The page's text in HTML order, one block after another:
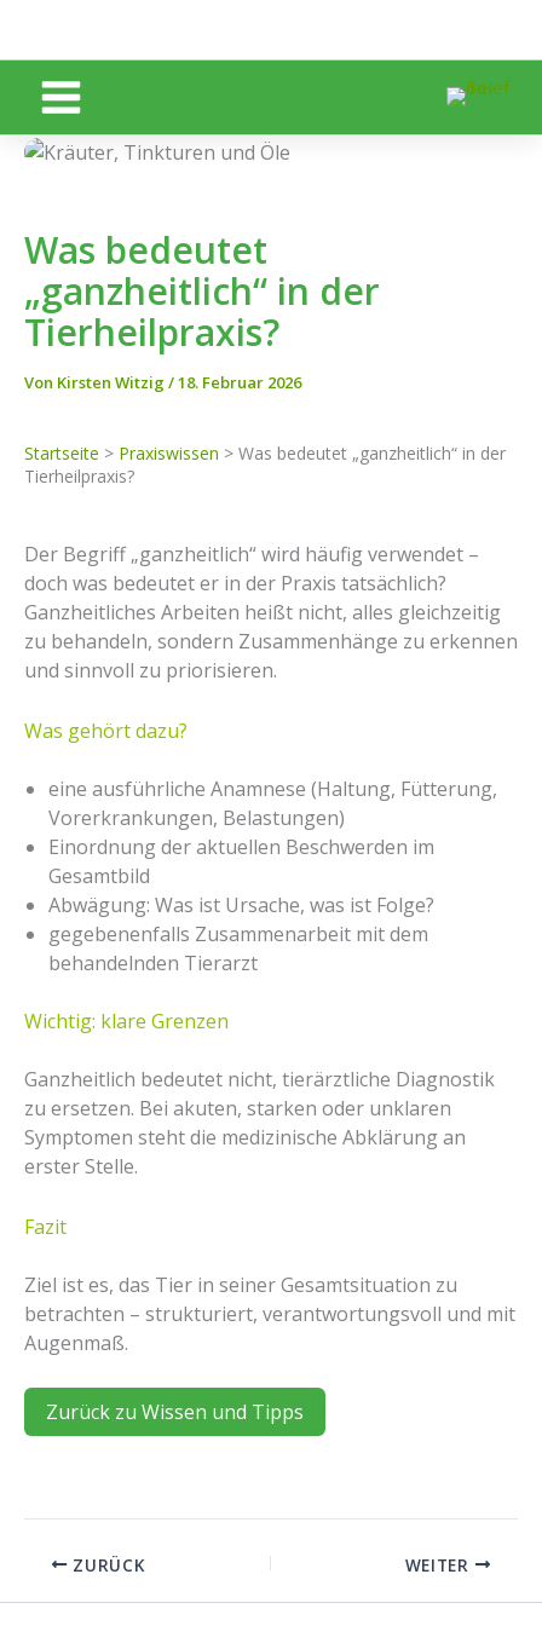
Was bedeutet
„ganzheitlich“ in der
Tierheilpraxis?
Von Kirsten Witzig/18. Februar 2026
Startseite > Praxiswissen > Was bedeutet „ganzheitlich“ in der
Tierheilpraxis?
Der Begriff „ganzheitlich“ wird häufig verwendet –
doch was bedeutet er in der Praxis tatsächlich?
Ganzheitliches Arbeiten heißt nicht, alles gleichzeitig
zu behandeln, sondern Zusammenhänge zu erkennen
und sinnvoll zu priorisieren.
Was gehört dazu?
eine ausführliche Anamnese (Haltung, Fütterung,
Vorerkrankungen, Belastungen)
Einordnung der aktuellen Beschwerden im
Gesamtbild
Abwägung: Was ist Ursache, was ist Folge?
gegebenenfalls Zusammenarbeit mit dem
behandelnden Tierarzt
Wichtig: klare Grenzen
Ganzheitlich bedeutet nicht, tierärztliche Diagnostik
zu ersetzen. Bei akuten, starken oder unklaren
Symptomen steht die medizinische Abklärung an
erster Stelle.
Fazit
Ziel ist es, das Tier in seiner Gesamtsituation zu
betrachten – strukturiert, verantwortungsvoll und mit
Augenmaß.
Zurück zu Wissen und Tipps
ZURÜCK WEITER